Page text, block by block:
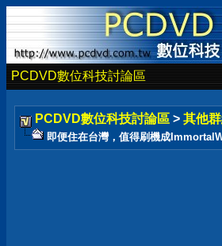
PCDVD數位科技討論區
PCDVD數位科技討論區 > 其他群
即便住在台灣，值得刷機成